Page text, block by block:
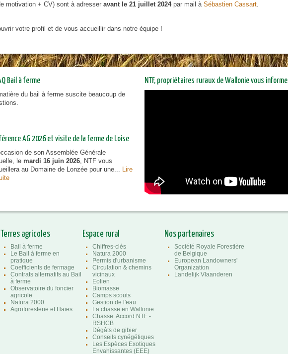
motivation + CV) sont à adresser avant le 21 juillet 2024par mail à Sébastien Cassart.
votre profil et de vous accueillir dans notre équipe !
Bail à ferme
du bail à ferme suscite beaucoup de
AG 2026 et visite de la ferme de Loise
de son Assemblée Générale
le mardi 16 juin 2026 , NTF vous
au Domaine de Lonzée pour une... Lire
NTF, propriétaires ruraux de Wallonie vous informe
Terres agricoles
Bail à ferme
Le Bail à ferme en
pratique
Coefficients de fermage
Contrats alternatifs au Bail
à ferme
Observatoire du foncier
agricole
Natura 2000
Agroforesterie et Haies
Espace rural
Chiffres-clés
Natura 2000
Permis d'urbanisme
Circulation & chemins
vicinaux
Eolien
Biomasse
Camps scouts
Gestion de l'eau
La chasse en Wallonie
Chasse: Accord NTF -
RSHCB
Dégâts de gibier
Conseils cynégétiques
Les Espèces Exotiques
Envahissantes (EEE)
Nos partenaires
Société Royale Forestière
de Belgique
European Landowners'
Organization
Landelijk Vlaanderen